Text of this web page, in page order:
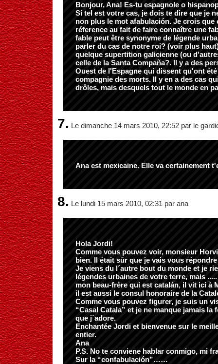
Bonjour, Ana! Es-tu espagnole o
Si tel est votre cas, je dois te dire que je
non plus le mot afabulación. Je crois que
réference au fait de faire connaître une
fable peut être synonyme de légende
parler du cas de notre roi? (voir plus
quelque supertition galicienne (ou
celle de la Santa Compaña?. Il y a des
Ouest de l'Espagne qui dissent qu'ont
compagnie des morts. Il y en a des cas
drôles, mais desquels tout le monde en
7. Le dimanche 14 mars 2010, 22:52 par le
Ana est mexicaine. Elle va certainement
8. Le lundi 15 mars 2010, 02:31 par ana
Hola Jordi!
Comme vous pouvez voir, monsieur
bien. Il était sûr que je vais vous
Je viens du l´autre bout du monde et je
légendes urbaines de votre terre, mais
mon beau-frère qui est catalán, il vit ici à
il est aussi le consul honoraire de la
Comme vous pouvez figurer, je suis un
“Casal Catala” et je ne manque jamais la
que j´adore.
Enchantée Jordi et bienvenue sur le
entier.
Ana
P.S. No te conviene hablar conmigo, mi
Sur la “confabulación”……